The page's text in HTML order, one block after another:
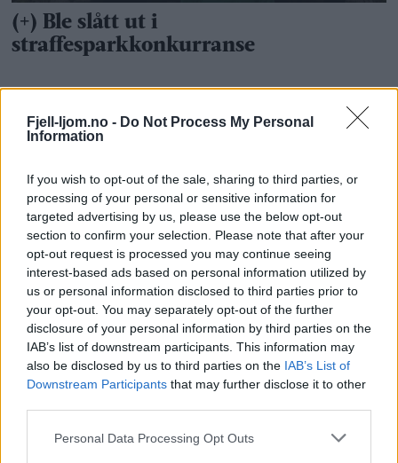
Fjell-ljom.no - Do Not Process My Personal
Information
If you wish to opt-out of the sale, sharing to third parties, or
processing of your personal or sensitive information for
targeted advertising by us, please use the below opt-out
section to confirm your selection. Please note that after your
opt-out request is processed you may continue seeing
interest-based ads based on personal information utilized by
us or personal information disclosed to third parties prior to
your opt-out. You may separately opt-out of the further
disclosure of your personal information by third parties on the
IAB’s list of downstream participants. This information may
also be disclosed by us to third parties on the IAB’s List of
Downstream Participants that may further disclose it to other
Personal Data Processing Opt Outs